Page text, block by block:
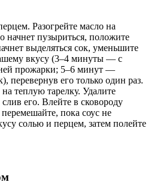
Разогрейте масло на
начнет пузыриться, положите
выделяться сок, уменьшите
вкусу (3–4 минуты — с
прожарки; 5–6 минут —
перевернув его только один раз.
теплую тарелку. Удалите
его. Влейте в сковороду
пока соус не
солью и перцем, затем полейте